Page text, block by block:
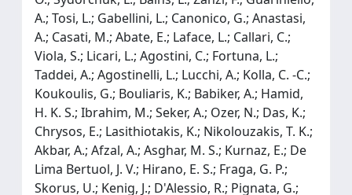
A.; Tosi, L.; Gabellini, L.; Canonico, G.; Anastasi,
A.; Casati, M.; Abate, E.; Laface, L.; Callari, C.;
Viola, S.; Licari, L.; Agostini, C.; Fortuna, L.;
Taddei, A.; Agostinelli, L.; Lucchi, A.; Kolla, C. -C.;
Koukoulis, G.; Bouliaris, K.; Babiker, A.; Hamid,
H. K. S.; Ibrahim, M.; Seker, A.; Ozer, N.; Das, K.;
Chrysos, E.; Lasithiotakis, K.; Nikolouzakis, T. K.;
Akbar, A.; Afzal, A.; Asghar, M. S.; Kurnaz, E.; De
Lima Bertuol, J. V.; Hirano, E. S.; Fraga, G. P.;
Skorus, U.; Kenig, J.; D'Alessio, R.; Pignata, G.;